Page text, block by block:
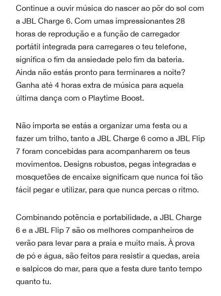
Continue a ouvir música do nascer ao pôr do sol com
a JBL Charge 6. Com umas impressionantes 28
horas de reprodução e a função de carregador
portátil integrada para carregares o teu telefone,
significa o fim da ansiedade pelo fim da bateria.
Ainda não estás pronto para terminares a noite?
Ganha até 4 horas extra de música para aquela
última dança com o Playtime Boost.
Não importa se estás a organizar uma festa ou a
fazer um trilho, tanto a JBL Charge 6 como a JBL Flip
7 foram concebidas para acompanharem os teus
movimentos. Designs robustos, pegas integradas e
mosquetões de encaixe significam que nunca foi tão
fácil pegar e utilizar, para que nunca percas o ritmo.
Combinando potência e portabilidade, a JBL Charge
6 e a ​​JBL Flip 7 são os melhores companheiros de
verão para levar para a praia e muito mais. À prova
de pó e água, são feitos para resistir a quedas, areia
e salpicos do mar, para que a festa dure tanto tempo
quanto tu.